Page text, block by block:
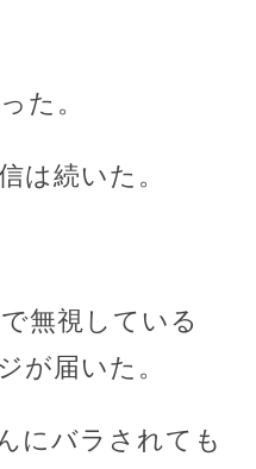
た。
は続いた。
無視している
が届いた。
にバラされても